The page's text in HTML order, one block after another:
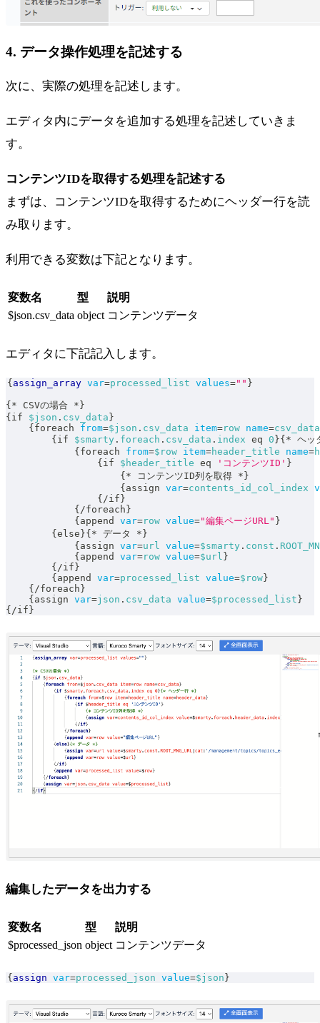
4. データ操作処理を記述する
次に、実際の処理を記述します。
エディタ内にデータを追加する処理を記述していきま
す。
コンテンツIDを取得する処理を記述する
まずは、コンテンツIDを取得するためにヘッダー行を読
み取ります。
利用できる変数は下記となります。
変数名 型
説明
$json.csv_data object コンテンツデータ
エディタに下記記入します。
{assign_array var=processed_list values="" }
{* CSVの場合 *}
{if $json . csv_data}
{foreach from=$json . csv_data item=row name=csv_data
{if $smarty . foreach . csv_data . index eq 0}{* ヘッ
{foreach from=$row item=header_title name=
{if $header_title eq 'コンテンツID' }
{* コンテンツID列を取得 *}
{assign var=contents_id_col_index
{ /if}
{ /foreach}
{append var=row value="編集ページURL" }
{else}{* データ *}
{assign var=url value=$smarty . const .
{append var=row value=$url }
{ /if}
{append var=processed_list value=$row}
{ /foreach}
{assign var=json . csv_data value=$processed_list}
{ /if}
編集したデータを出力する
変数名 型
説明
$processed_json object コンテンツデータ
{assign var=processed_json value=$json}